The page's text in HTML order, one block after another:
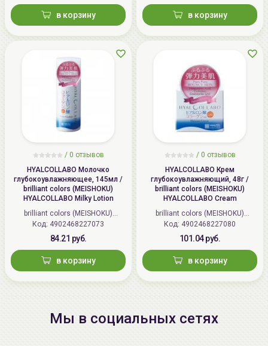
в корзину в корзину
/ 0 отзывов
HYALCOLLABO Молочко
глубокоувлажняющее, 145мл /
brilliant colors (MEISHOKU)
HYALCOLLABO Milky Lotion
brilliant colors (MEISHOKU)
(Япония)
Код: 4902468227073
84.21 руб.
в корзину
/ 0 отзывов
HYALCOLLABO Крем
глубокоувлажняющий, 48г /
brilliant colors (MEISHOKU)
HYALCOLLABO Cream
brilliant colors (MEISHOKU)
(Япония)
Код: 4902468227080
101.04 руб.
в корзину
Мы в социальных сетях